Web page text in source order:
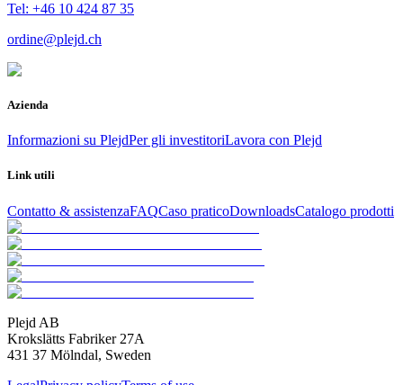
Tel: +46 10 424 87 35
ordine@plejd.ch
Azienda
Informazioni su PlejdPer gli investitoriLavora con Plejd
Link utili
Contatto & assistenzaFAQCaso praticoDownloadsCatalogo prodotti
Plejd AB
Krokslätts Fabriker 27A
431 37 Mölndal, Sweden